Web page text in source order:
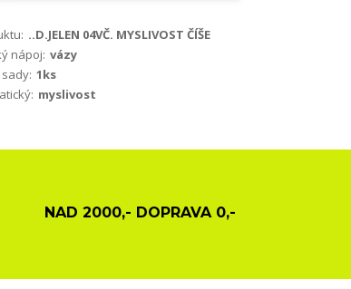
..D.JELEN 04VČ. MYSLIVOST ČÍŠE
nápoj: vázy
1ks
myslivost
NAD 2000,- DOPRAVA 0,-